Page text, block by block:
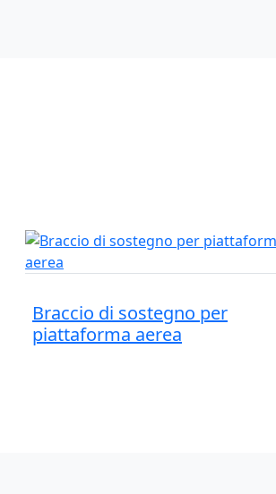
Braccio di sostegno per
piattaforma aerea